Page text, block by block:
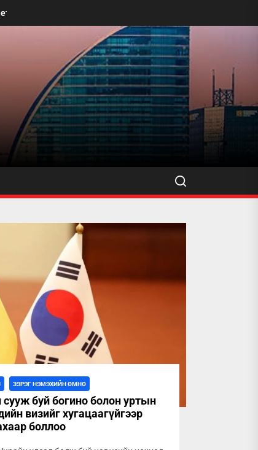
угааж, өнгө үзэмжийг сайжруулахыг уриалжээ
ЗЭРЭГ НЭМЭХИЙН ӨМНӨ
буй богино болон уртын
визийг хугацаагүйгээр
боллоо